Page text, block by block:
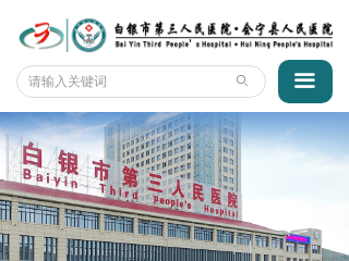
ꄙ 끀
首页
医院概况
新闻动态
专家团队
科室风采